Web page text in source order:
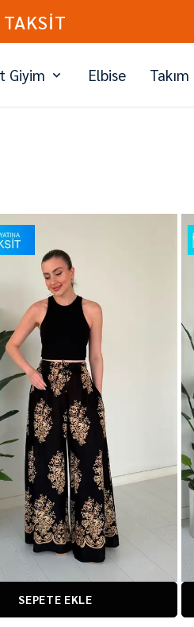
Giyim Elbise Takım
SEPETE EKLE